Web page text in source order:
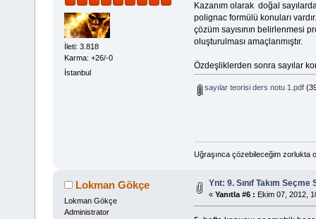
İleti: 3.818
Karma: +26/-0
İstanbul
Kazanım olarak doğal
polignac formülü konuları
çözüm sayısının belirlenmesi
oluşturulması amaçlanmıştır.
Özdeşliklerden sonra sayılar
sayılar teorisi ders notu 1.pdf
Uğraşınca çözebileceğim zorlukta
Lokman Gökçe
Lokman Gökçe
Administrator
Ynt: 9. Sınıf Takım Seçme
« Yanıtla #6 : Ekim 07, 2012,